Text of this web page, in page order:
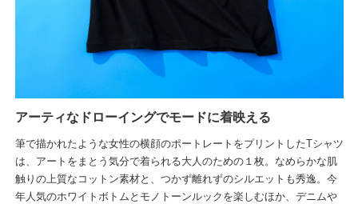
アーティなドローイングでモードに着映える
筆で描かれたような女性の横顔のポートレートをプリントしたTシャツ
は、アートをまとう気分で着られる大人のための１枚。なめらかな肌
触りの上質なコットン素材と、つかず離れずのシルエットも秀逸。今
年人気のホワイトボトムとモノトーンルックを楽しむほか、デニムや